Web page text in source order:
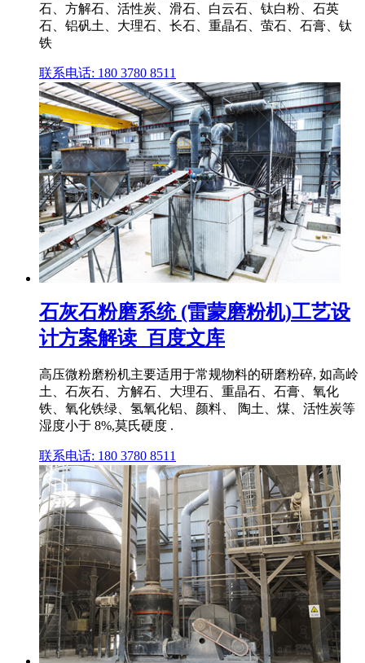
石、方解石、活性炭、滑石、白云石、钛白粉、石英
石、铝矾土、大理石、长石、重晶石、萤石、石膏、钛
铁
联系电话: 180 3780 8511
石灰石粉磨系统 (雷蒙磨粉机)工艺设
计方案解读_百度文库
高压微粉磨粉机主要适用于常规物料的研磨粉碎, 如高岭
土、石灰石、方解石、大理石、重晶石、石膏、氧化
铁、氧化铁绿、氢氧化铝、颜料、 陶土、煤、活性炭等
湿度小于 8%,莫氏硬度 .
联系电话: 180 3780 8511